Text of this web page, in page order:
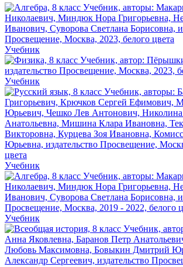
Учебник
Учебник
Учебник
Учебник